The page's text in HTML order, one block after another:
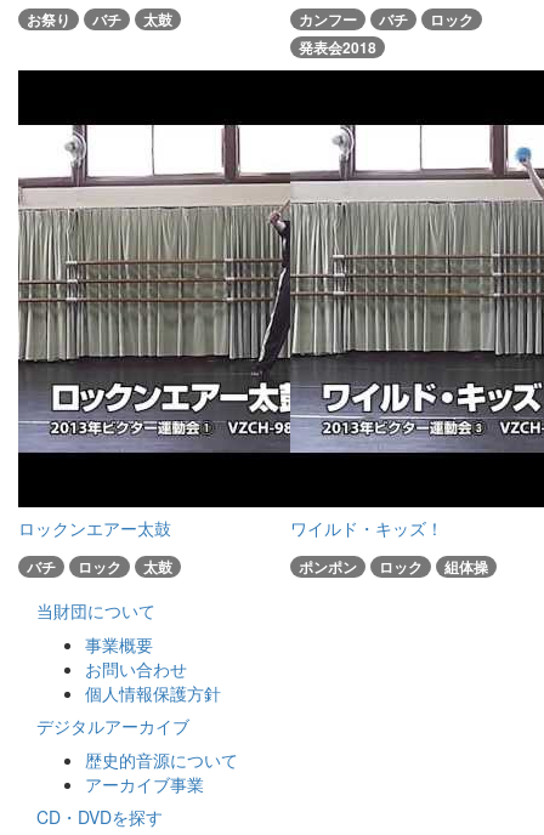
お祭り バチ 太鼓 カンフー バチ
ロック
発表会2018
ロックンエアー太鼓
バチ ロック 太鼓
ワイルド・キッズ！
ポンポン ロック 組体操
当財団について
事業概要
お問い合わせ
個人情報保護方針
デジタルアーカイブ
歴史的音源について
アーカイブ事業
CD・DVDを探す